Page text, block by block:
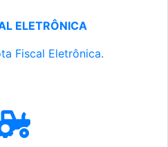
ELETRÔNICA
Fiscal Eletrônica.